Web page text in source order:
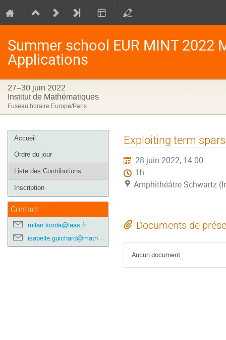
Summer school EUR MINT
Applications
27–30 juin 2022
Institut de Mathématiques
Fuseau horaire Europe/Paris
Menu
de
Accueil
Ordre du jour
Liste des Contributions
Inscription
Contact
milan.korda@laas.fr
isabelle.guichard@math.univ-toulouse.fr
Exploiting term
28 juin 2022, 14:00
1h
Amphithéâtre Schwartz
Documents de
Aucun document.